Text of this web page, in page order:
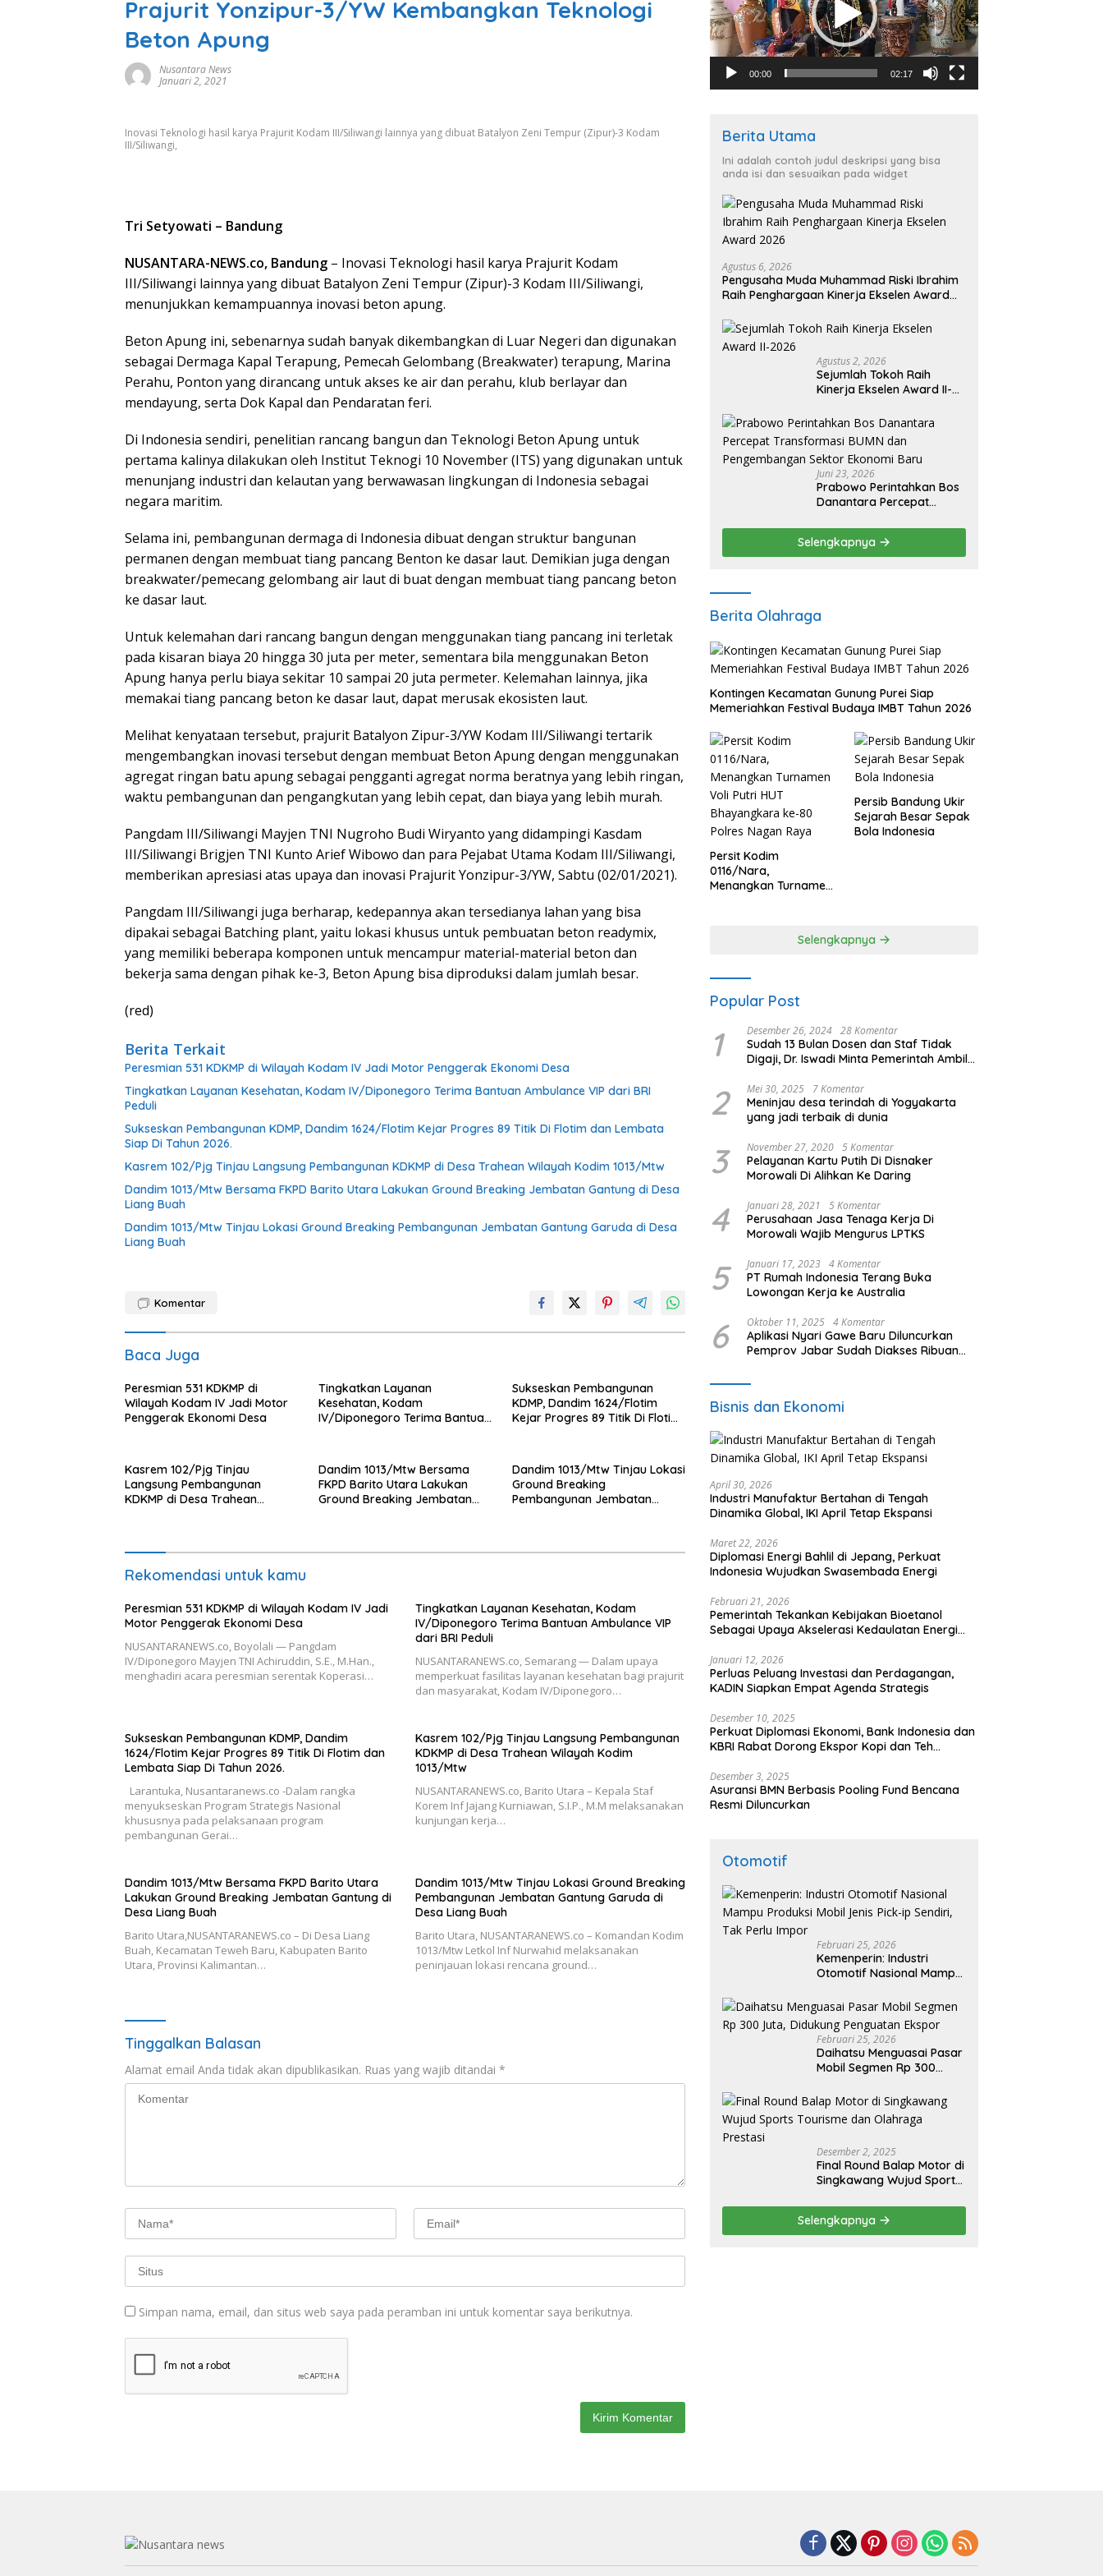
Prajurit Yonzipur-3/YW Kembangkan Teknologi
Beton Apung
Nusantara News
Januari 2, 2021
Inovasi Teknologi hasil karya Prajurit Kodam III/Siliwangi lainnya yang dibuat Batalyon Zeni Tempur (Zipur)-3 Kodam
III/Siliwangi,
Tri Setyowati – Bandung
NUSANTARA-NEWS.co, Bandung – Inovasi Teknologi hasil karya Prajurit Kodam
III/Siliwangi lainnya yang dibuat Batalyon Zeni Tempur (Zipur)-3 Kodam III/Siliwangi,
menunjukkan kemampuannya inovasi beton apung.
Beton Apung ini, sebenarnya sudah banyak dikembangkan di Luar Negeri dan digunakan
sebagai Dermaga Kapal Terapung, Pemecah Gelombang (Breakwater) terapung, Marina
Perahu, Ponton yang dirancang untuk akses ke air dan perahu, klub berlayar dan
mendayung, serta Dok Kapal dan Pendaratan feri.
Di Indonesia sendiri, penelitian rancang bangun dan Teknologi Beton Apung untuk
pertama kalinya dilakukan oleh Institut Teknogi 10 November (ITS) yang digunakan untuk
menunjang industri dan kelautan yang berwawasan lingkungan di Indonesia sebagai
negara maritim.
Selama ini, pembangunan dermaga di Indonesia dibuat dengan struktur bangunan
permanen dengan membuat tiang pancang Benton ke dasar laut. Demikian juga dengan
breakwater/pemecang gelombang air laut di buat dengan membuat tiang pancang beton
ke dasar laut.
Untuk kelemahan dari rancang bangun dengan menggunakan tiang pancang ini terletak
pada kisaran biaya 20 hingga 30 juta per meter, sementara bila menggunakan Beton
Apung hanya perlu biaya sekitar 10 sampai 20 juta permeter. Kelemahan lainnya, jika
memakai tiang pancang beton ke dasar laut, dapat merusak ekosisten laut.
Melihat kenyataan tersebut, prajurit Batalyon Zipur-3/YW Kodam III/Siliwangi tertarik
mengembangkan inovasi tersebut dengan membuat Beton Apung dengan menggunakan
agregat ringan batu apung sebagai pengganti agregat norma beratnya yang lebih ringan,
waktu pembangunan dan pengangkutan yang lebih cepat, dan biaya yang lebih murah.
Pangdam III/Siliwangi Mayjen TNI Nugroho Budi Wiryanto yang didampingi Kasdam
III/Siliwangi Brigjen TNI Kunto Arief Wibowo dan para Pejabat Utama Kodam III/Siliwangi,
memberikan apresiasi atas upaya dan inovasi Prajurit Yonzipur-3/YW, Sabtu (02/01/2021).
Pangdam III/Siliwangi juga berharap, kedepannya akan tersedianya lahan yang bisa
dipakai sebagai Batching plant, yaitu lokasi khusus untuk pembuatan beton readymix,
yang memiliki beberapa komponen untuk mencampur material-material beton dan
bekerja sama dengan pihak ke-3, Beton Apung bisa diproduksi dalam jumlah besar.
(red)
Berita Terkait
Peresmian 531 KDKMP di Wilayah Kodam IV Jadi Motor Penggerak Ekonomi Desa
Tingkatkan Layanan Kesehatan, Kodam IV/Diponegoro Terima Bantuan Ambulance VIP dari BRI
Peduli
Sukseskan Pembangunan KDMP, Dandim 1624/Flotim Kejar Progres 89 Titik Di Flotim dan Lembata
Siap Di Tahun 2026.
Kasrem 102/Pjg Tinjau Langsung Pembangunan KDKMP di Desa Trahean Wilayah Kodim 1013/Mtw
Dandim 1013/Mtw Bersama FKPD Barito Utara Lakukan Ground Breaking Jembatan Gantung di Desa
Liang Buah
Dandim 1013/Mtw Tinjau Lokasi Ground Breaking Pembangunan Jembatan Gantung Garuda di Desa
Liang Buah
Komentar
Baca Juga
Peresmian 531 KDKMP di
Wilayah Kodam IV Jadi Motor
Penggerak Ekonomi Desa
Tingkatkan Layanan
Kesehatan, Kodam
IV/Diponegoro Terima Bantuan
Sukseskan Pembangunan
KDMP, Dandim 1624/Flotim
Kejar Progres 89 Titik Di Flotim
Kasrem 102/Pjg Tinjau
Langsung Pembangunan
KDKMP di Desa Trahean
Dandim 1013/Mtw Bersama
FKPD Barito Utara Lakukan
Ground Breaking Jembatan
Dandim 1013/Mtw Tinjau Lokasi
Ground Breaking
Pembangunan Jembatan
Rekomendasi untuk kamu
Peresmian 531 KDKMP di Wilayah Kodam IV Jadi
Motor Penggerak Ekonomi Desa
NUSANTARANEWS.co, Boyolali — Pangdam
IV/Diponegoro Mayjen TNI Achiruddin, S.E., M.Han.,
menghadiri acara peresmian serentak Koperasi…
Tingkatkan Layanan Kesehatan, Kodam
IV/Diponegoro Terima Bantuan Ambulance VIP
dari BRI Peduli
NUSANTARANEWS.co, Semarang — Dalam upaya
memperkuat fasilitas layanan kesehatan bagi prajurit
dan masyarakat, Kodam IV/Diponegoro…
Sukseskan Pembangunan KDMP, Dandim
1624/Flotim Kejar Progres 89 Titik Di Flotim dan
Lembata Siap Di Tahun 2026.
Larantuka, Nusantaranews.co -Dalam rangka
menyukseskan Program Strategis Nasional
khususnya pada pelaksanaan program
pembangunan Gerai…
Kasrem 102/Pjg Tinjau Langsung Pembangunan
KDKMP di Desa Trahean Wilayah Kodim
1013/Mtw
NUSANTARANEWS.co, Barito Utara – Kepala Staf
Korem Inf Jajang Kurniawan, S.I.P., M.M melaksanakan
kunjungan kerja…
Dandim 1013/Mtw Bersama FKPD Barito Utara
Lakukan Ground Breaking Jembatan Gantung di
Desa Liang Buah
Barito Utara,NUSANTARANEWS.co – Di Desa Liang
Buah, Kecamatan Teweh Baru, Kabupaten Barito
Utara, Provinsi Kalimantan…
Dandim 1013/Mtw Tinjau Lokasi Ground Breaking
Pembangunan Jembatan Gantung Garuda di
Desa Liang Buah
Barito Utara, NUSANTARANEWS.co – Komandan Kodim
1013/Mtw Letkol Inf Nurwahid melaksanakan
peninjauan lokasi rencana ground…
Tinggalkan Balasan
Alamat email Anda tidak akan dipublikasikan. Ruas yang wajib ditandai *
Simpan nama, email, dan situs web saya pada peramban ini untuk komentar saya berikutnya.
00:00 02:17
Berita Utama
Ini adalah contoh judul deskripsi yang bisa
anda isi dan sesuaikan pada widget
Agustus 6, 2026
Pengusaha Muda Muhammad Riski Ibrahim
Raih Penghargaan Kinerja Ekselen Award
Agustus 2, 2026
Sejumlah Tokoh Raih
Kinerja Ekselen Award II-
Juni 23, 2026
Prabowo Perintahkan Bos
Danantara Percepat
Pengembangan Sektor
Ekonomi Baru
Selengkapnya
Berita Olahraga
Kontingen Kecamatan Gunung Purei Siap
Memeriahkan Festival Budaya IMBT Tahun 2026
Persit Kodim
0116/Nara,
Menangkan Turnamen
Persib Bandung Ukir
Sejarah Besar Sepak
Bola Indonesia
Selengkapnya
Popular Post
1 Desember 26, 2024 28 Komentar
Sudah 13 Bulan Dosen dan Staf Tidak
Digaji, Dr. Iswadi Minta Pemerintah Ambil
2 Mei 30, 2025 7 Komentar
Meninjau desa terindah di Yogyakarta
yang jadi terbaik di dunia
3 November 27, 2020 5 Komentar
Pelayanan Kartu Putih Di Disnaker
Morowali Di Alihkan Ke Daring
4 Januari 28, 2021 5 Komentar
Perusahaan Jasa Tenaga Kerja Di
Morowali Wajib Mengurus LPTKS
5 Januari 17, 2023 4 Komentar
PT Rumah Indonesia Terang Buka
Lowongan Kerja ke Australia
6 Oktober 11, 2025 4 Komentar
Aplikasi Nyari Gawe Baru Diluncurkan
Pemprov Jabar Sudah Diakses Ribuan
Bisnis dan Ekonomi
April 30, 2026
Industri Manufaktur Bertahan di Tengah
Dinamika Global, IKI April Tetap Ekspansi
Maret 22, 2026
Diplomasi Energi Bahlil di Jepang, Perkuat
Indonesia Wujudkan Swasembada Energi
Februari 21, 2026
Pemerintah Tekankan Kebijakan Bioetanol
Sebagai Upaya Akselerasi Kedaulatan Energi
Januari 12, 2026
Perluas Peluang Investasi dan Perdagangan,
KADIN Siapkan Empat Agenda Strategis
Desember 10, 2025
Perkuat Diplomasi Ekonomi, Bank Indonesia dan
KBRI Rabat Dorong Ekspor Kopi dan Teh
Desember 3, 2025
Asuransi BMN Berbasis Pooling Fund Bencana
Resmi Diluncurkan
Otomotif
Februari 25, 2026
Kemenperin: Industri
Otomotif Nasional Mampu
ip Sendiri, Tak Perlu Impor
Februari 25, 2026
Daihatsu Menguasai Pasar
Mobil Segmen Rp 300
Ekspor
Desember 2, 2025
Final Round Balap Motor di
Singkawang Wujud Sports
Prestasi
Selengkapnya